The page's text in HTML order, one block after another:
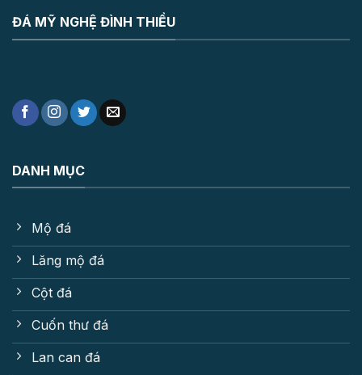
ĐÁ MỸ NGHỆ ĐÌNH THIỀU
DANH MỤC
Mộ đá
Lăng mộ đá
Cột đá
Cuốn thư đá
Lan can đá